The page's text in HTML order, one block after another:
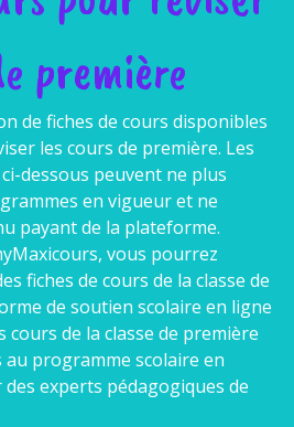
première
de fiches de cours disponibles
les cours de première. Les
dessous peuvent ne plus
en vigueur et ne
payant de la plateforme.
vous pourrez
fiches de cours de la classe de
de soutien scolaire en ligne
cours de la classe de première
programme scolaire en
experts pédagogiques de